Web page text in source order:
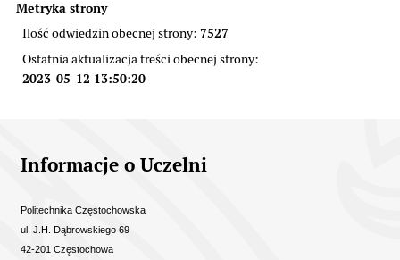
Metryka strony
Ilość odwiedzin obecnej strony:7527
Ostatnia aktualizacja treści obecnej strony:
2023-05-12 13:50:20
Informacje kontaktowe
Informacje o Uczelni
Politechnika Częstochowska
ul. J.H. Dąbrowskiego 69
42-201 Częstochowa